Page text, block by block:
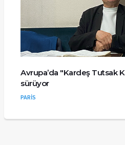
Avrupa’da "Kardeş Tutsak
sürüyor
PARİS